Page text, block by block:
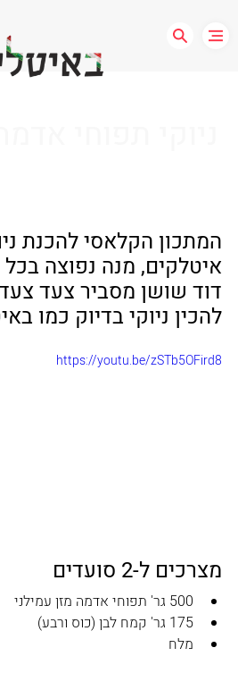
המתכון הקלאסי להכנת
איטלקים, מנה נפוצה
דוד שושן מסביר צעד
להכין ניוקי בדיוק כמו
https://youtu.be/zSTb5OFird8
מצרכים ל-2 סועדים
500 גר' תפוחי אדמה מזן עמילני
175 גר' קמח לבן (כוס ורבע)
מלח